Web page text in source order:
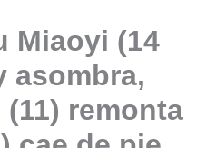
Miaoyi (14
asombra,
remonta